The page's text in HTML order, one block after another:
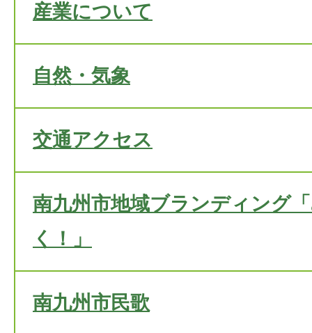
産業について
自然・気象
交通アクセス
南九州市地域ブランディング
く！」
南九州市民歌